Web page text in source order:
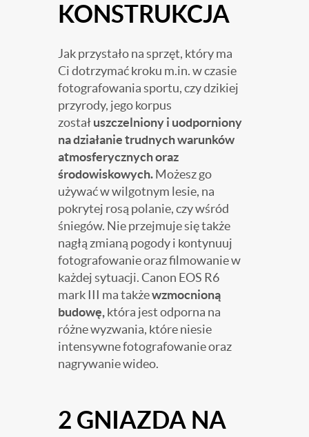
KONSTRUKCJA
Jak przystało na sprzęt, który ma
Ci dotrzymać kroku m.in. w czasie
fotografowania sportu, czy dzikiej
przyrody, jego korpus
zostałuszczelniony i uodporniony
na działanie trudnych warunków
atmosferycznych oraz
środowiskowych.Możesz go
używać w wilgotnym lesie, na
pokrytej rosą polanie, czy wśród
śniegów. Nie przejmuje się także
nagłą zmianą pogody i kontynuuj
fotografowanie oraz filmowanie w
każdej sytuacji. Canon EOS R6
mark III ma takżewzmocnioną
budowę, która jest odporna na
różne wyzwania, które niesie
intensywne fotografowanie oraz
nagrywanie wideo.
2 GNIAZDA NA